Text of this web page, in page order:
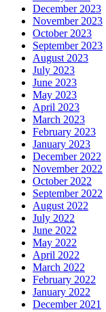
December 2023
November 2023
October 2023
September 2023
August 2023
July 2023
June 2023
May 2023
April 2023
March 2023
February 2023
January 2023
December 2022
November 2022
October 2022
September 2022
August 2022
July 2022
June 2022
May 2022
April 2022
March 2022
February 2022
January 2022
December 2021